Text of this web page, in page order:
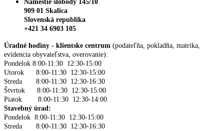
Námestie slobody 145/10
909 01 Skalica
Slovenská republika
+421 34 6903 105
Úradné hodiny - klientske centrum (podateľňa, pokladňa, matrika,
evidencia obyvateľstva, overovanie):
Pondelok 8:00-11:30 12:30-15:00
Utorok 8:00-11:30 12:30-15:00
Streda 8:00-11:30 12:30-16:30
Štvrtok 8:00-11:30 12:30-15:00
Piatok 8:00-11:30 12:30-14:00
Stavebný úrad:
Pondelok 8:00-11:30 12:30-15:00
Streda 8:00-11:30 12:30-16:30